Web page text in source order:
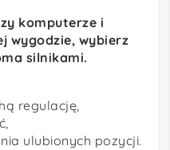
komputerze i
wygodzie, wybierz
silnikami.
regulację,
ulubionych pozycji.